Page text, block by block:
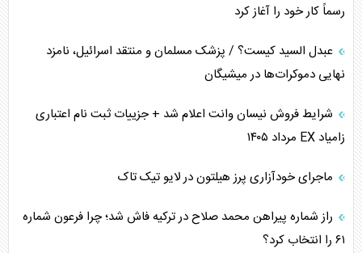
پیام، ظرفیت بالفعل‌نشده تجارت ایران
همسویی عربستان با سنتکام علیه متحدان ایران
ترامپ و توهم خلع سلاح حماس
چرا کویت به دنبال شریک امنیتی جدید است؟
اعتراف غرب به قدرت ایران در تثبیت معادلات
خطای راهبردی ترامپ مقابل برزیل
رسماً کار خود را آغاز کرد
عبدل السید کیست؟ / پزشک مسلمان و منتقد اسرائیل، نامزد
نهایی دموکرات‌ها در میشیگان
شرایط فروش نیسان وانت اعلام شد + جزییات ثبت نام اعتباری
زامیاد EX مرداد ۱۴۰۵
ماجرای خودآزاری پرز هیلتون در لایو تیک تاک
راز شماره پیراهن محمد صلاح در ترکیه فاش شد؛ چرا فرعون شماره
۶۱ را انتخاب کرد؟